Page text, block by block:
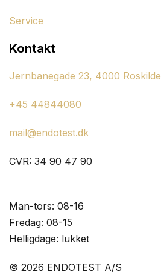
Service
Kontakt
Jernbanegade 23, 4000 Roskilde
+45 44844080
mail@endotest.dk
CVR: 34 90 47 90
Man-tors: 08-16
Fredag: 08-15
Helligdage: lukket
© 2026 ENDOTEST A/S